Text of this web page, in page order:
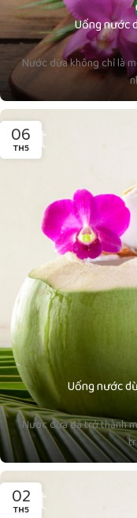
Uống nước
Nước dừa không chỉ là
06
TH5
Uống nước
Nước dừa đã trở thành
02
TH5